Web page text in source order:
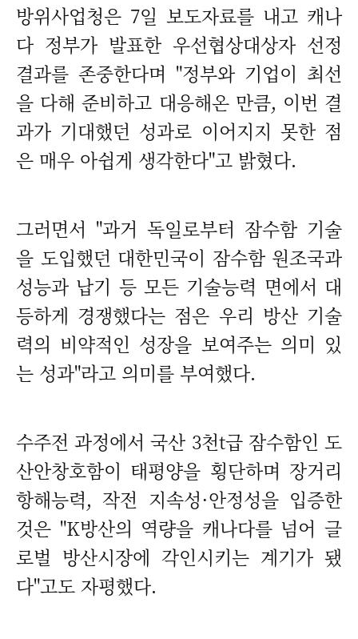
방위사업청은 7일 보도자료를 내고 캐나
다 정부가 발표한 우선협상대상자 선정
결과를 존중한다며 "정부와 기업이 최선
을 다해 준비하고 대응해온 만큼, 이번 결
과가 기대했던 성과로 이어지지 못한 점
은 매우 아쉽게 생각한다"고 밝혔다.
그러면서 "과거 독일로부터 잠수함 기술
을 도입했던 대한민국이 잠수함 원조국과
성능과 납기 등 모든 기술능력 면에서 대
등하게 경쟁했다는 점은 우리 방산 기술
력의 비약적인 성장을 보여주는 의미 있
는 성과"라고 의미를 부여했다.
수주전 과정에서 국산 3천t급 잠수함인 도
산안창호함이 태평양을 횡단하며 장거리
항해능력, 작전 지속성·안정성을 입증한
것은 "K방산의 역량을 캐나다를 넘어 글
로벌 방산시장에 각인시키는 계기가 됐
다"고도 자평했다.